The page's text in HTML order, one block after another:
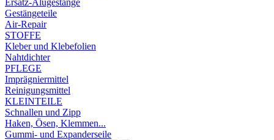
Ersatz-Alugestänge
Gestängeteile
Air-Repair
STOFFE
Kleber und Klebefolien
Nahtdichter
PFLEGE
Imprägniermittel
Reinigungsmittel
KLEINTEILE
Schnallen und Zipp
Haken, Ösen, Klemmen...
Gummi- und Expanderseile